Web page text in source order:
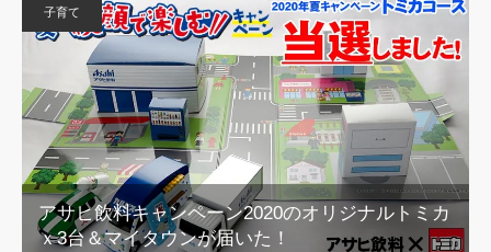
子育て
アサヒ飲料キャンペーン2020のオリジナルトミカ
ｘ3台＆マイタウンが届いた！